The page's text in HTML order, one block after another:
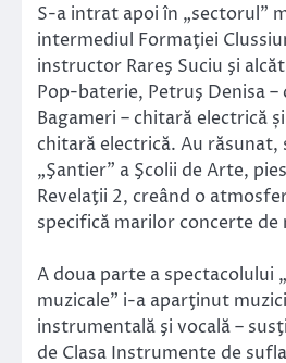
S-a intrat apoi în „sectorul”
intermediul Formaţiei
instructor Rareş Suciu şi
Pop-baterie, Petruş Denisa
Bagameri – chitară electrică
chitară electrică. Au răsunat,
„Şantier” a Şcolii de Arte,
Revelaţii 2, creând o
specifică marilor concerte de
A doua parte a spectacolului
muzicale” i-a aparţinut
instrumentală şi vocală –
de Clasa Instrumente de